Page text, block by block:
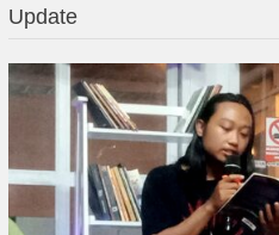
Update